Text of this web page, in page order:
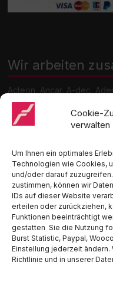
Cookie-
verwalten
Um Ihnen ein optimales
Technologien wie Cookies,
und/oder darauf
zustimmen, können wir
IDs auf dieser Website
erteilen oder zurückziehen,
Funktionen beeinträchtigt
gestatten Sie die Nutzung
Burst Statistic, Paypal,
Einstellung jederzeit
Richtlinie und in unserer
Wir arbeiten
Acteon, Ancar, A-dec,
Cattani, Chirana, DCI,
Medentex, Melag,
Hygiene, Ritter, Satelec,
Ambident GmbH
Dental Geräte Handel und
Neumannstraße 3B